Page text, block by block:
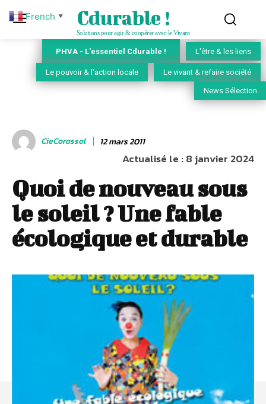
Cdurable !
Solutions pour agir & coopérer avec le Vivant
PHVA - L'essentiel Cdurable ! L'être & les liens
Le pouvoir & l'action locale Le vivant & refaire société
News Sélection
CieCorossol 12 mars 2011
Actualisé le :8 janvier 2024
Quoi de nouveau sous
le soleil ? Une fable
écologique et durable
French ▼